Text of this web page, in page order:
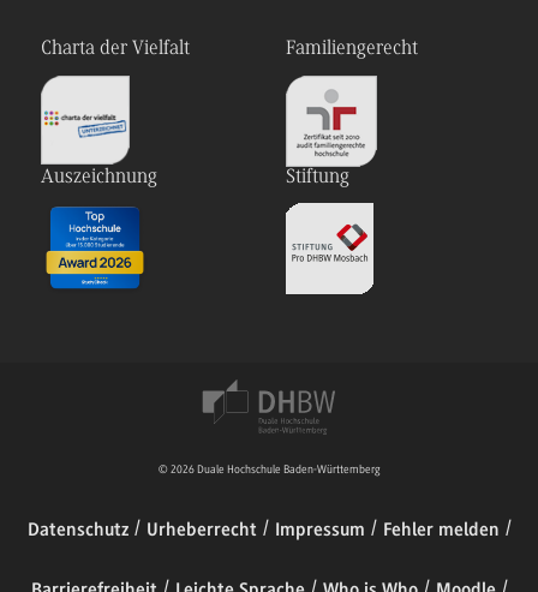
Charta der Vielfalt Familiengerecht
Auszeichnung Stiftung
© 2026 Duale Hochschule Baden-Württemberg
Datenschutz Urheberrecht Impressum Fehler melden